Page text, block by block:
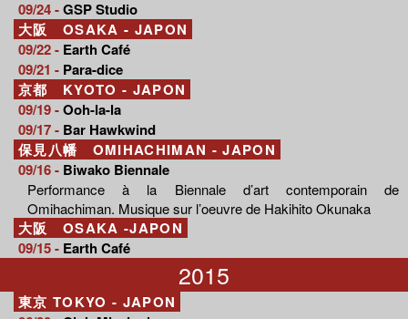
09/24 -GSP Studio
大阪 OSAKA - JAPON
09/22 - Earth Café
09/21 - Para-dice
京都 KYOTO - JAPON
09/19 -Ooh-la-la
09/17 - Bar Hawkwind
保見八幡 OMIHACHIMAN - JAPON
09/16 - Biwako Biennale
Performance à la Biennale d’art contemporain de
Omihachiman. Musique sur l’oeuvre de Hakihito Okunaka
大阪 OSAKA -JAPON
09/15 - Earth Café
2015
東京 TOKYO - JAPON